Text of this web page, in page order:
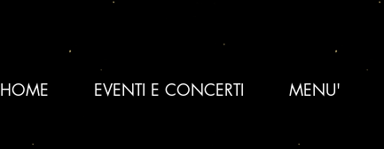
HOME EVENTI E CONCERTI MENU'